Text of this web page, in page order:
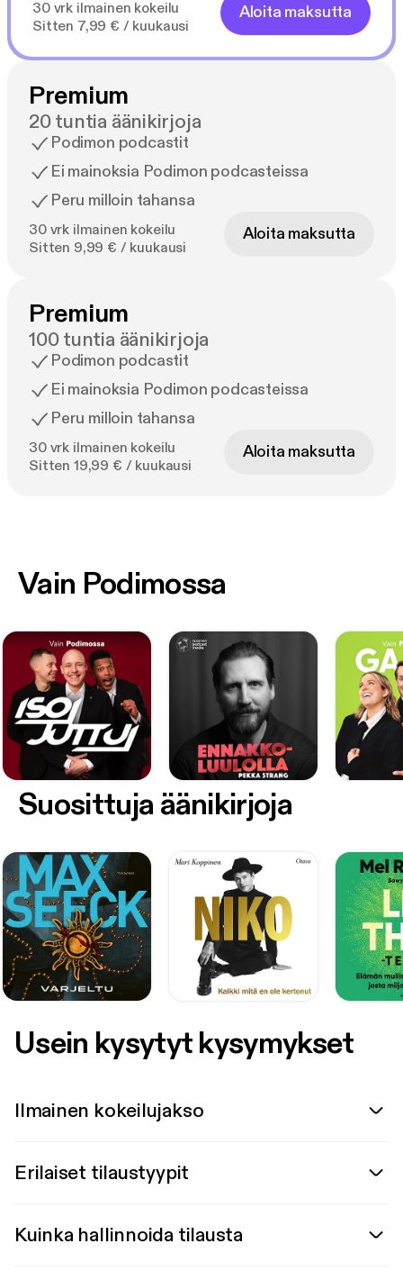
30 vrk ilmainen kokeilu
Sitten 7,99 € / kuukausi
Aloita maksutta
Premium
20 tuntia äänikirjoja
Podimon podcastit
Ei mainoksia Podimon podcasteissa
Peru milloin tahansa
30 vrk ilmainen kokeilu
Sitten 9,99 € / kuukausi
Aloita maksutta
Premium
100 tuntia äänikirjoja
Podimon podcastit
Ei mainoksia Podimon podcasteissa
Peru milloin tahansa
30 vrk ilmainen kokeilu
Sitten 19,99 € / kuukausi
Aloita maksutta
Vain Podimossa
Suosittuja äänikirjoja
Usein kysytyt kysymykset
Ilmainen kokeilujakso
Erilaiset tilaustyypit
Kuinka hallinnoida tilausta